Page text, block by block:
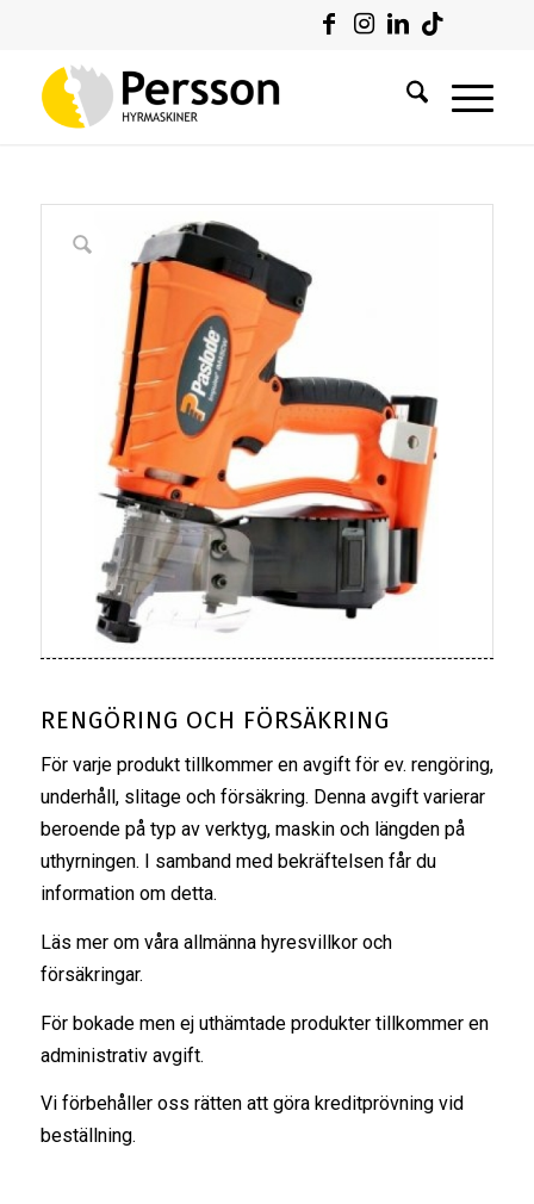
RENGÖRING OCH FÖRSÄKRING
För varje produkt tillkommer en avgift för ev. rengöring,
underhåll, slitage och försäkring. Denna avgift varierar
beroende på typ av verktyg, maskin och längden på
uthyrningen. I samband med bekräftelsen får du
information om detta.
Läs mer om våra allmänna hyresvillkoroch
försäkringar.
För bokade men ej uthämtade produkter tillkommer en
administrativ avgift.
Vi förbehåller oss rätten att göra kreditprövning vid
beställning.